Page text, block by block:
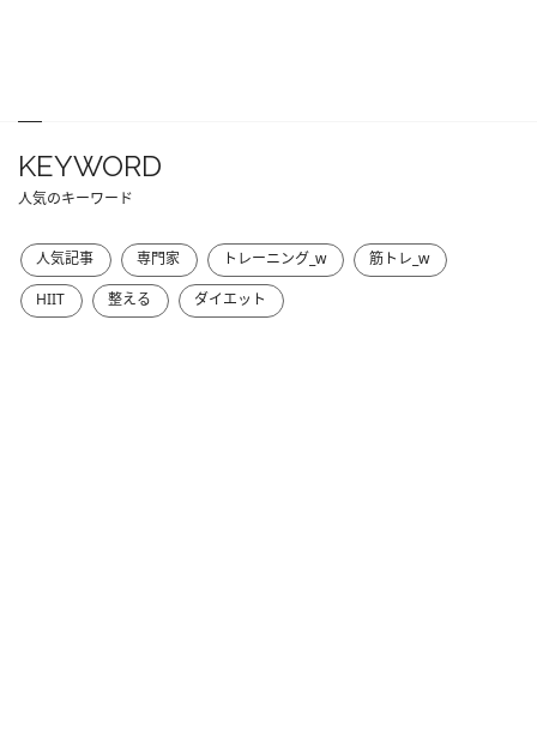
KEYWORD
人気のキーワード
人気記事 専門家 トレーニング_w
筋トレ_w
HIIT
整える ダイエット